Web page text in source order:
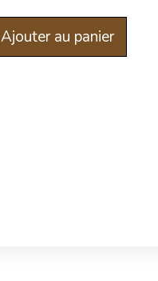
Ajouter au panier